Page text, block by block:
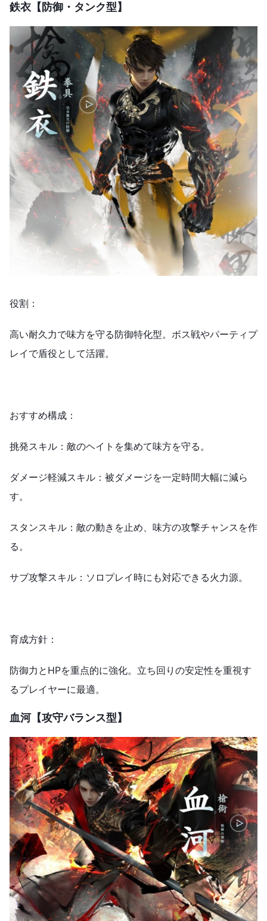
鉄衣【防御・タンク型】
役割：
高い耐久力で味方を守る防御特化型。ボス戦やパーティプ
レイで盾役として活躍。
おすすめ構成：
挑発スキル：敵のヘイトを集めて味方を守る。
ダメージ軽減スキル：被ダメージを一定時間大幅に減ら
す。
スタンスキル：敵の動きを止め、味方の攻撃チャンスを作
る。
サブ攻撃スキル：ソロプレイ時にも対応できる火力源。
育成方針：
防御力とHPを重点的に強化。立ち回りの安定性を重視す
るプレイヤーに最適。
血河【攻守バランス型】